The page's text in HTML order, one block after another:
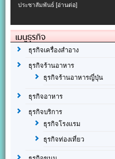
ประชาสัมพันธ์ [อ่านต่อ]
เมนูธุรกิจ
ธุรกิจเครื่องสำอาง
ธุรกิจร้านอาหาร
ธุรกิจร้านอาหารญี่ปุ่น
ธุรกิจอาหาร
ธุรกิจบริการ
ธุรกิจโรงแรม
ธุรกิจท่องเที่ยว